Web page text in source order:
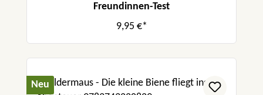
Freundinnen-Test
9,95 €*
Neu